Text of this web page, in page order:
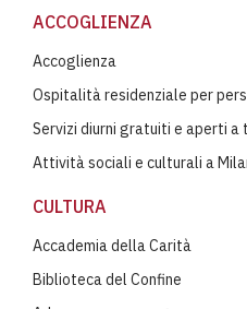
ACCOGLIENZA
Accoglienza
Ospitalità residenziale per
Servizi diurni gratuiti e aperti a
Attività sociali e culturali a
CULTURA
Accademia della Carità
Biblioteca del Confine